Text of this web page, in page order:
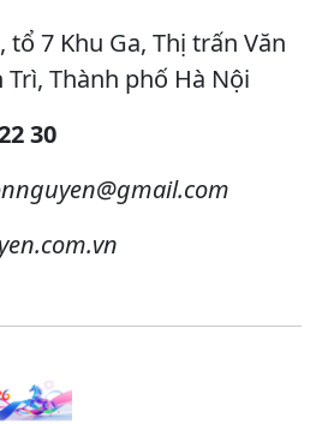
tổ 7 Khu Ga, Thị trấn Văn
Thành phố Hà Nội
30